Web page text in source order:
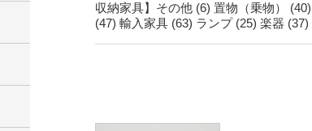
収納家具】その他 (6) 置物（乗物） (40)
(47) 輸入家具 (63) ランプ (25) 楽器 (37)